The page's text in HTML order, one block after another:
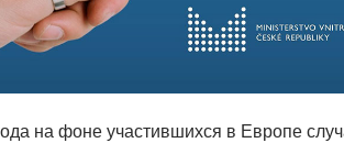
на фоне участившихся в Европе